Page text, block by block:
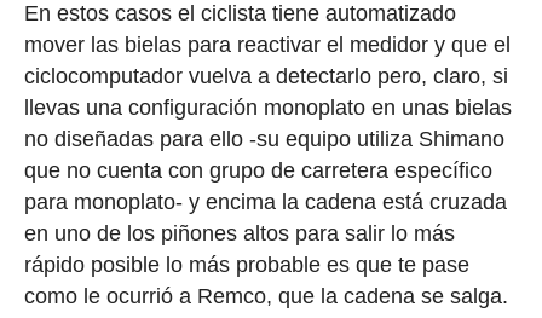
En estos casos el ciclista tiene automatizado
mover las bielas para reactivar el medidor y que el
ciclocomputador vuelva a detectarlo pero, claro, si
llevas una configuración monoplato en unas bielas
no diseñadas para ello -su equipo utiliza Shimano
que no cuenta con grupo de carretera específico
para monoplato- y encima la cadena está cruzada
en uno de los piñones altos para salir lo más
rápido posible lo más probable es que te pase
como le ocurrió a Remco, que la cadena se salga.